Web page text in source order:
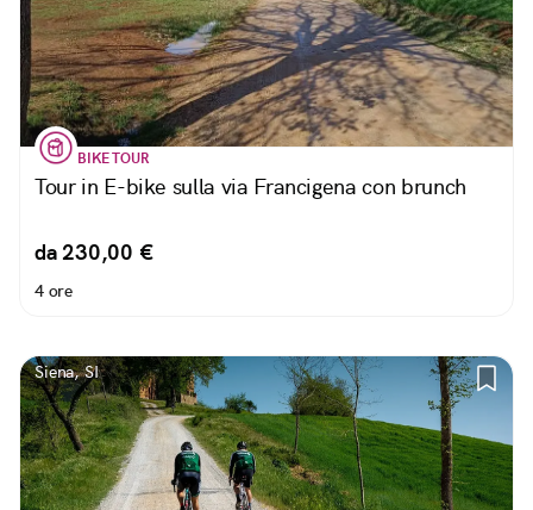
BIKE TOUR
Tour in E-bike sulla via Francigena con brunch
da 230,00 €
4 ore
Siena, SI